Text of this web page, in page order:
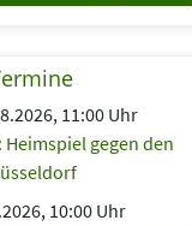
11:00 Uhr
Heimspiel gegen den
10:00 Uhr